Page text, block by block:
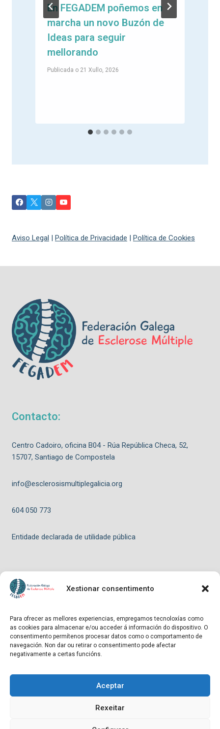
Xestionar consentimento
Para ofrecer as mellores experiencias, empregamos tecnoloxías como
as cookies para almacenar e/ou acceder á información do dispositivo. O
consentimento permítenos procesar datos como o comportamento de
navegación. Non dar ou retirar o consentimento pode afectar
negativamente a certas funcións.
Aceptar
Rexeitar
En FEGADEM poñemos en
marcha un novo Buzón de
Ideas para seguir
mellorando
Publicada o 21 Xullo, 2026
Aviso Legal | Política de Privacidade | Política de Cookies
Contacto:
Centro Cadoiro, oficina B04 - Rúa República Checa, 52,
15707, Santiago de Compostela
info@esclerosismultiplegalicia.org
604 050 773
Entidade declarada de utilidade pública
Hosting patrocinado por
Entidade declarada de utilidade pública